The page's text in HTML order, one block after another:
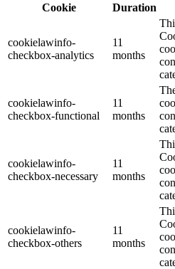
Cookie
Duration
cookielawinfo-
checkbox-analytics
11
months
cookielawinfo-
checkbox-functional
11
months
cookielawinfo-
checkbox-necessary
11
months
cookielawinfo-
checkbox-others
11
months